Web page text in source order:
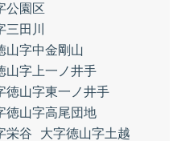
公園区
田川
山字中金剛山
山字上一ノ井手
徳山字東一ノ井手
徳山字高尾団地
栄谷
大字徳山字土越